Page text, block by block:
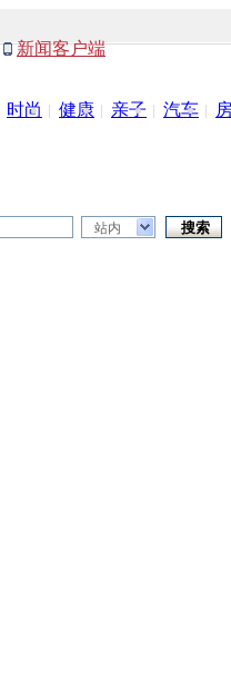
新闻客户端
时尚 健康 亲子 汽车
站内